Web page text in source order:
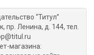
“Титул”
пр. Ленина, д. 144, тел.
магазина: